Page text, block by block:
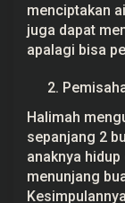
menciptakan
juga dapat
apalagi bisa
Halimah
sepanjang 2
anaknya
menunjang